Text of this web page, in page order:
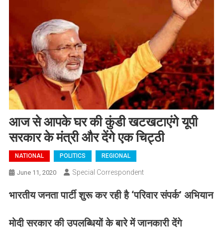
आज से आपके घर की कुंडी खटखटाएंगे यूपी
सरकार के मंत्री और देंगे एक चिट्ठी
NATIONAL POLITICS REGIONAL
June 11, 2020 Special Correspondent
भारतीय जनता पार्टी शुरू कर रही है ‘परिवार संपर्क’ अभियान
मोदी सरकार की उपलब्धियों के बारे में जानकारी देंगे